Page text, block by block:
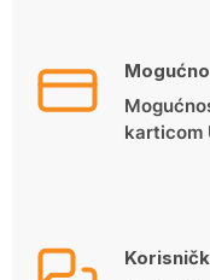
karticom